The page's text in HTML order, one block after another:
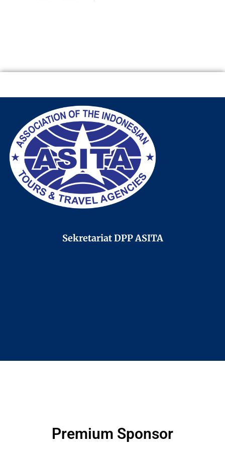
Sekretariat DPP ASITA
Premium Sponsor